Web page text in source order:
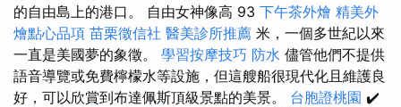
的自由島上的港口。 自由女神像高 93 下午茶外燴 精美外
燴點心品項 苗栗徵信社 醫美診所推薦 米，一個多世紀以來
一直是美國夢的象徵。 學習按摩技巧 防水 儘管他們不提供
語音導覽或免費檸檬水等設施，但這艘船很現代化且維護良
好，可以欣賞到布達佩斯頂級景點的美景。 台胞證桃園 ✔️